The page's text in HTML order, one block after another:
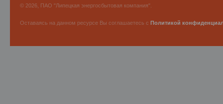
© 2026, ПАО "Липецкая энергосбытовая компания".
Оставаясь на данном ресурсе Вы соглашаетесь с Политикой